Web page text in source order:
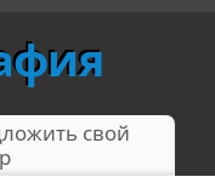
свой